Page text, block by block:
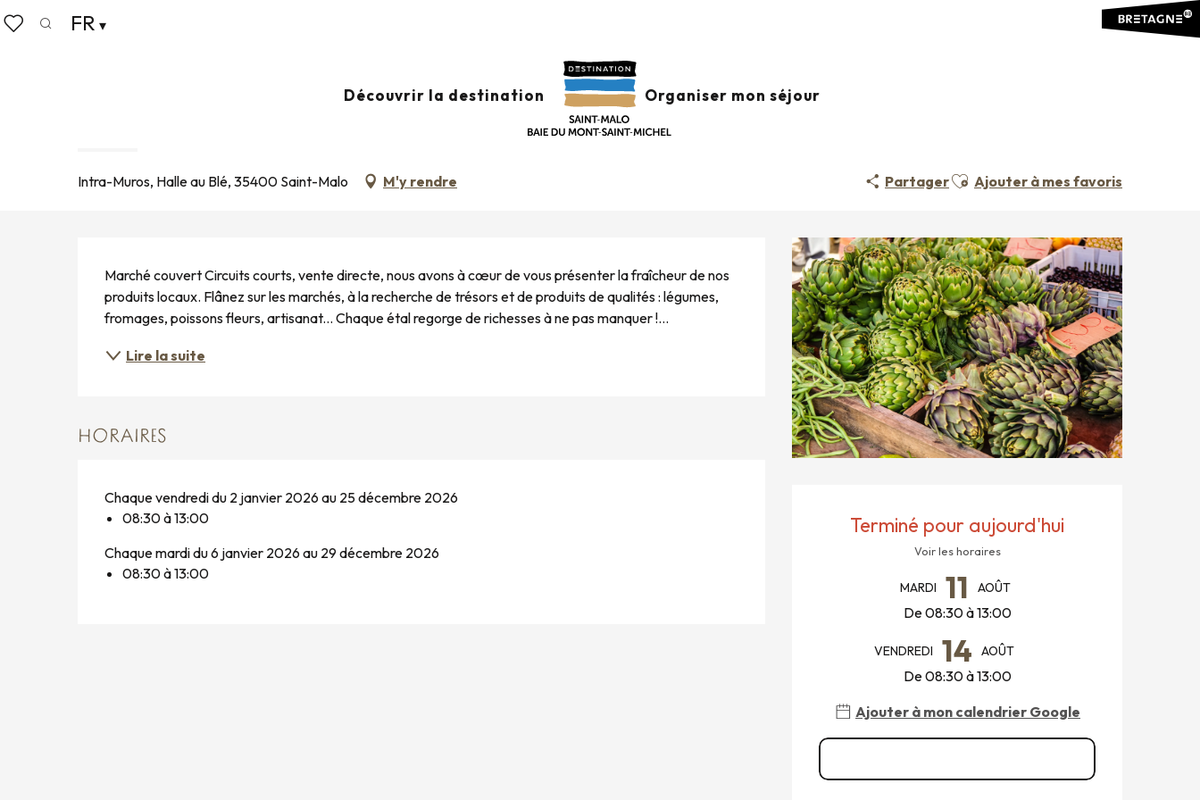
Aller
au
FR
Découvrir la destination Organiser mon séjour
Accueil
Intra-Muros, Halle au Blé, 35400 Saint-Malo M'y rendre PartagerAjouter aux favoris
Ajouter à mes favoris
Terminé pour aujourd'hui
Voir les horaires
MARDI 11 AOÛT
De 08:30 à 13:00
VENDREDI 14 AOÛT
De 08:30 à 13:00
Ajouter à mon calendrier Google
Marché couvert Circuits courts, vente directe, nous avons à cœur de vous présenter la fraîcheur de nos
produits locaux. Flânez sur les marchés, à la recherche de trésors et de produits de qualités : légumes,
fromages, poissons fleurs, artisanat... Chaque étal regorge de richesses à ne pas manquer !...
Lire la suite
HORAIRES
Chaque vendredi du 2 janvier 2026 au 25 décembre 2026
08:30 à 13:00
Chaque mardi du 6 janvier 2026 au 29 décembre 2026
08:30 à 13:00